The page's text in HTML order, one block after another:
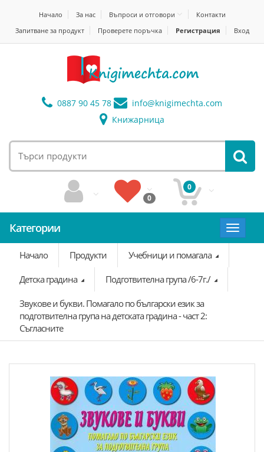
Начало За нас Въпроси и отговори
Контакти
Запитване за продукт
Проверете поръчка Регистрация Вход
0887 90 45 78 info@knigimechta.com
Книжарница
0
0
Категории
Toggle
Начало
Продукти Учебници и помагала
Детска градина Подготвителна група /6-7г./
Звукове и букви. Помагало по български език за
подготвителна група на детската градина - част 2:
Съгласните